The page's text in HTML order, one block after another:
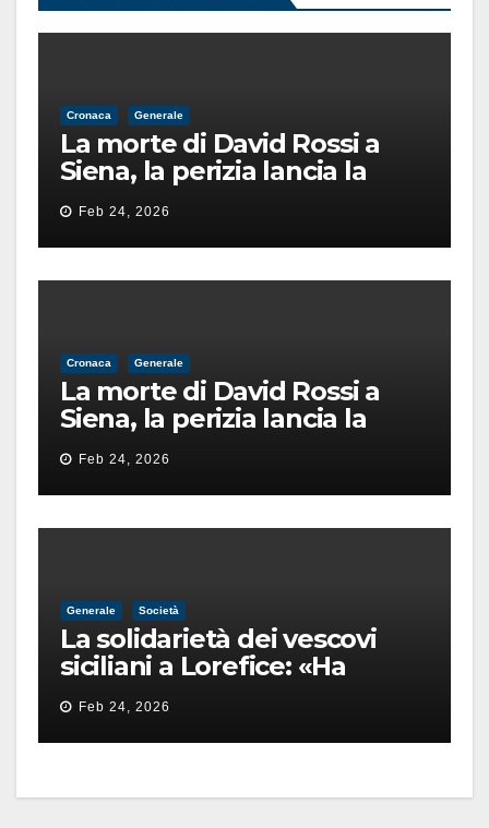
Cronaca Generale
La morte di David Rossi a
Siena, la perizia lancia la
pista di un’intimidazione
finita male
Feb 24, 2026
Cronaca Generale
La morte di David Rossi a
Siena, la perizia lancia la
pista di un’intimidazione
finita male
Feb 24, 2026
Generale Società
La solidarietà dei vescovi
siciliani a Lorefice: «Ha
difeso il valore e la dignità
dell’umanità»
Feb 24, 2026